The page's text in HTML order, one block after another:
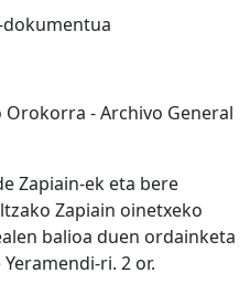
- Archivo General
Zapiain-ek eta bere
Zapiain oinetxeko
balioa duen ordainketa
ri. 2 or.